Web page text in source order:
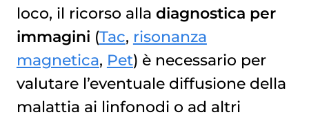
loco, il ricorso alla diagnostica per
immagini (Tac, risonanza
magnetica, Pet) è necessario per
valutare l’eventuale diffusione della
malattia ai linfonodi o ad altri